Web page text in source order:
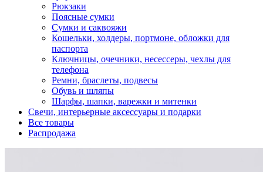
Рюкзаки
Поясные сумки
Сумки и саквояжи
Кошельки, холдеры, портмоне, обложки для
паспорта
Ключницы, очечники, несессеры, чехлы для
телефона
Ремни, браслеты, подвесы
Обувь и шляпы
Шарфы, шапки, варежки и митенки
Cвечи, интерьерные аксессуары и подарки
Все товары
Распродажа